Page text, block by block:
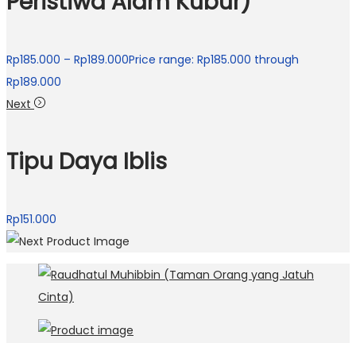
Rp185.000 – Rp189.000Price range: Rp185.000 through
Rp189.000
Next
Tipu Daya Iblis
Rp151.000